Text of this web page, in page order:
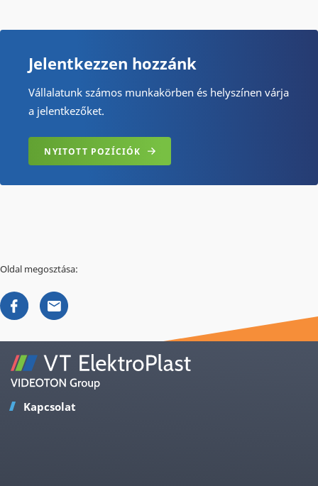
Jelentkezzen hozzánk
Vállalatunk számos munkakörben és helyszínen várja
a jelentkezőket.
NYITOTT POZÍCIÓK
Oldal megosztása:
Kapcsolat